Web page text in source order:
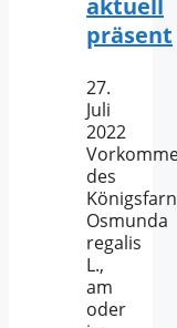
aktuell
präsent
27.
Juli
2022
des
Osmunda
regalis
L.,
am
oder